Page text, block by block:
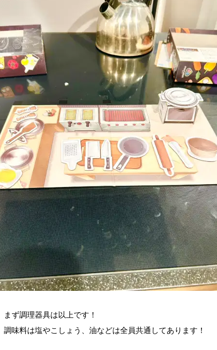
まず調理器具は以上です！
調味料は塩やこしょう、油などは全員共通してあります！